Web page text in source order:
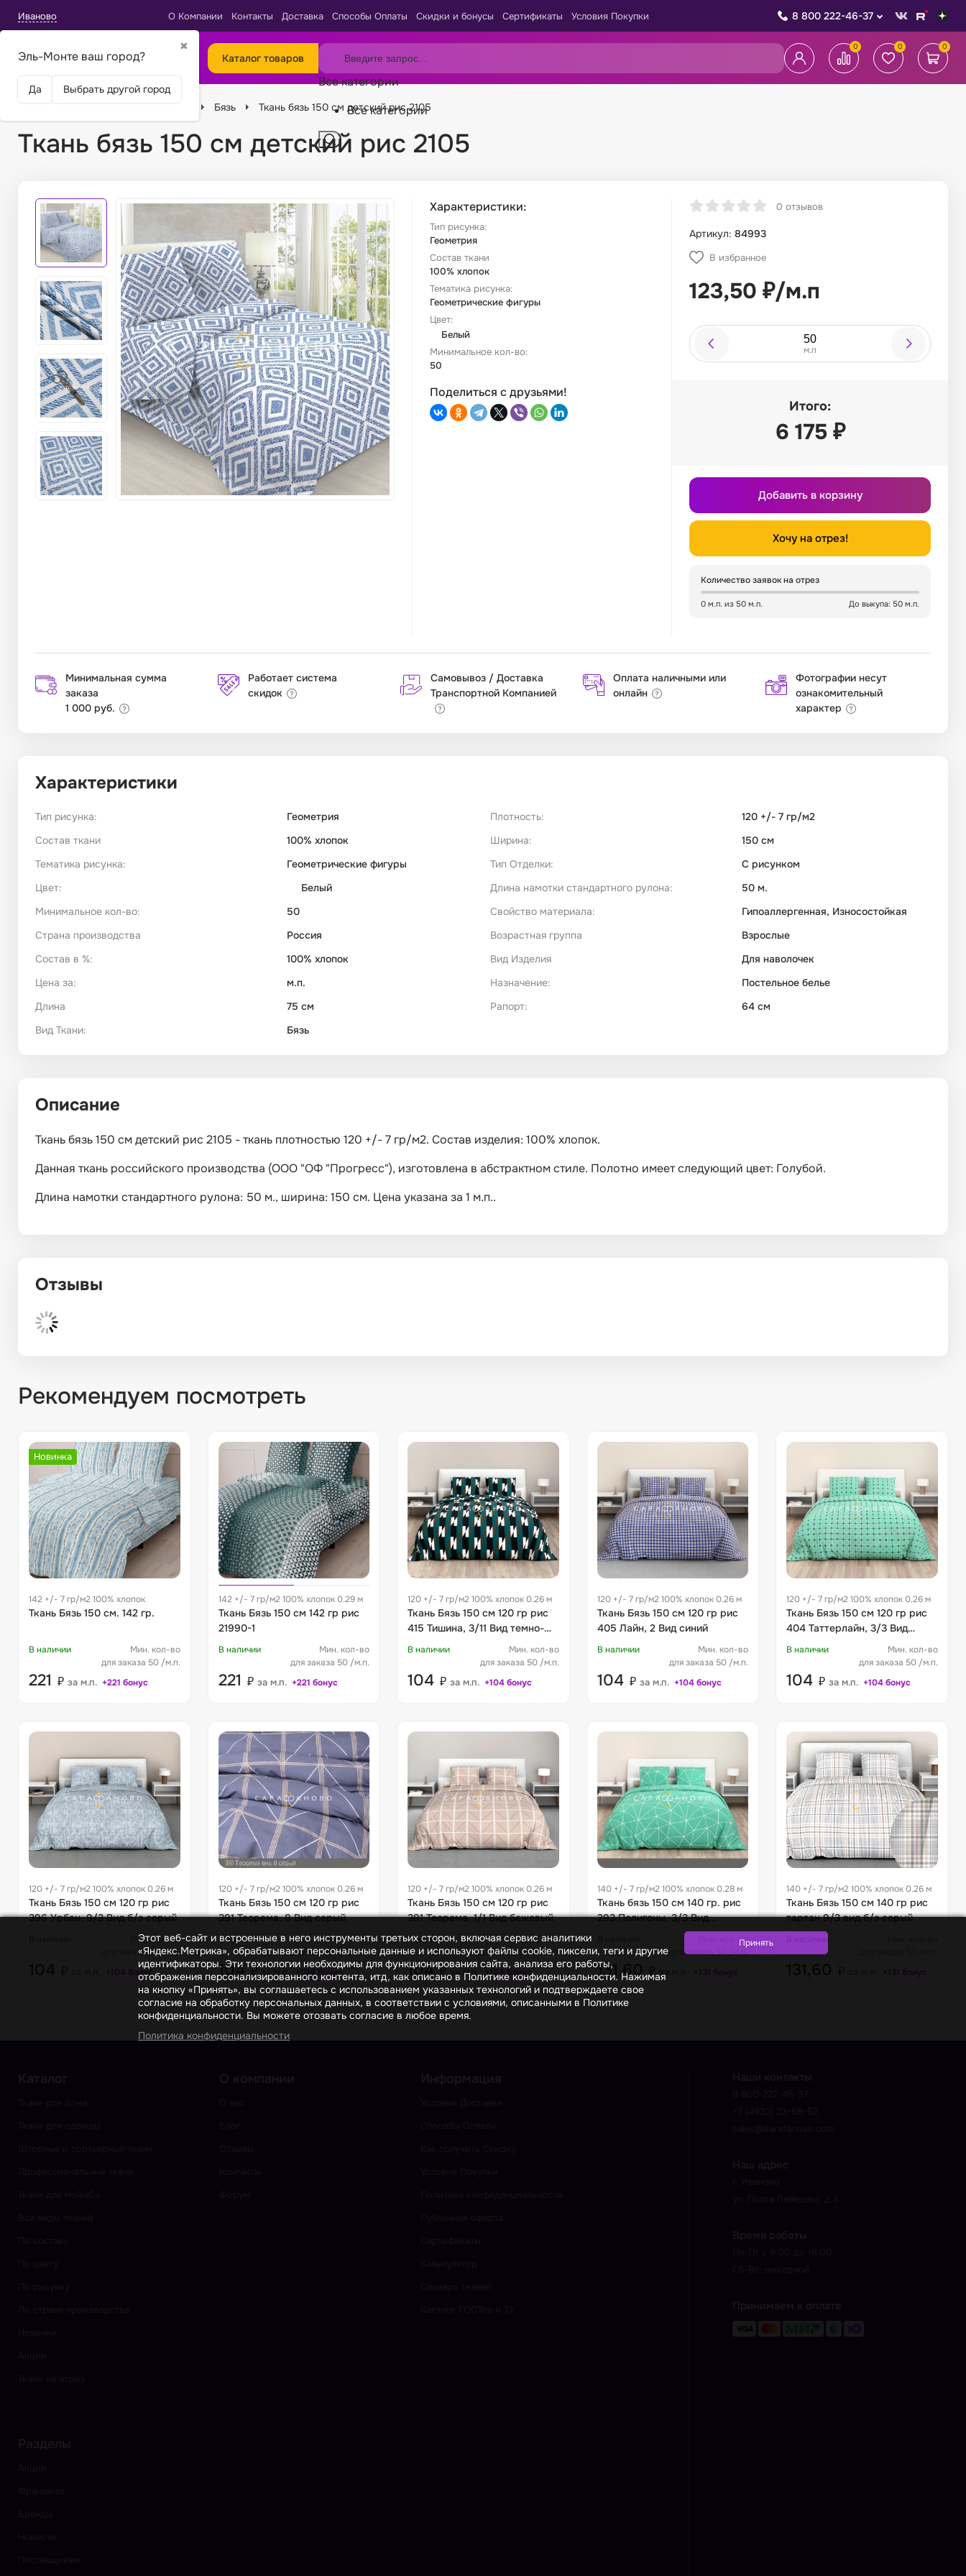
Иваново
✖
Эль-Монте ваш город?
Да Выбрать другой город
О Компании Контакты Доставка Способы Оплаты Скидки и бонусы Сертификаты Условия Покупки 8 800 222-46-37
Каталог товаров
Все категории
Все категории
0 0 0
Бязь Ткань бязь 150 см детский рис 2105
Ткань бязь 150 см детский рис 2105
Характеристики:
Тип рисунка:
Геометрия
Состав ткани
100% хлопок
Тематика рисунка:
Геометрические фигуры
Цвет:
Белый
Минимальное кол-во:
50
Поделиться с друзьями!
0 отзывов
Артикул: 84993
В избранное
123,50 ₽/м.п
м.п
Итого:
6 175 ₽
Добавить в корзину
Хочу на отрез!
Количество заявок на отрез
0 м.п. из 50 м.п. До выкупа: 50 м.п.
Минимальная сумма
заказа
1 000 руб.
Работает система
скидок
Самовывоз / Доставка
Транспортной Компанией
Оплата наличными или
онлайн
Фотографии несут
ознакомительный
характер
Характеристики
Тип рисунка:
Геометрия
Состав ткани
100% хлопок
Тематика рисунка:
Геометрические фигуры
Цвет:
Белый
Минимальное кол-во:
50
Страна производства
Россия
Состав в %:
100% хлопок
Цена за:
м.п.
Длина
75 см
Вид Ткани:
Бязь
Плотность:
120 +/- 7 гр/м2
Ширина:
150 см
Тип Отделки:
С рисунком
Длина намотки стандартного рулона:
50 м.
Свойство материала:
Гипоаллергенная, Износостойкая
Возрастная группа
Взрослые
Вид Изделия
Для наволочек
Назначение:
Постельное белье
Рапорт:
64 см
Описание
Ткань бязь 150 см детский рис 2105 - ткань плотностью 120 +/- 7 гр/м2. Состав изделия: 100% хлопок.
Данная ткань российского производства (ООО "ОФ "Прогресс"), изготовлена в абстрактном стиле. Полотно имеет следующий цвет: Голубой.
Длина намотки стандартного рулона: 50 м., ширина: 150 см. Цена указана за 1 м.п..
Отзывы
Рекомендуем посмотреть
Новинка
142 +/- 7 гр/м2 100% хлопок
Ткань Бязь 150 см. 142 гр.
В наличии
Мин. кол-во
для заказа 50 /м.п.
221 ₽ за м.п. +221 бонус
142 +/- 7 гр/м2 100% хлопок 0.29 м
Ткань Бязь 150 см 142 гр рис
21990-1
В наличии
Мин. кол-во
для заказа 50 /м.п.
221 ₽ за м.п. +221 бонус
120 +/- 7 гр/м2 100% хлопок 0.26 м
Ткань Бязь 150 см 120 гр рис
415 Тишина, 3/11 Вид темно-
зеленый
В наличии
Мин. кол-во
для заказа 50 /м.п.
104 ₽ за м.п. +104 бонус
120 +/- 7 гр/м2 100% хлопок 0.26 м
Ткань Бязь 150 см 120 гр рис
405 Лайн, 2 Вид синий
В наличии
Мин. кол-во
для заказа 50 /м.п.
104 ₽ за м.п. +104 бонус
120 +/- 7 гр/м2 100% хлопок 0.26 м
Ткань Бязь 150 см 120 гр рис
404 Таттерлайн, 3/3 Вид
фисташковый
В наличии
Мин. кол-во
для заказа 50 /м.п.
104 ₽ за м.п. +104 бонус
120 +/- 7 гр/м2 100% хлопок 0.26 м
Ткань Бязь 150 см 120 гр рис
396 Урбан, 9/3 Вид б/з серый
В наличии
Мин. кол-во
для заказа 50 /м.п.
+104 бонус
120 +/- 7 гр/м2 100% хлопок 0.26 м
Ткань Бязь 150 см 120 гр рис
391 Теорема, 8 Вид серый
В наличии
Мин. кол-во
для заказа 50 /м.п.
104₽ за м.п. +104 бонус
120 +/- 7 гр/м2 100% хлопок 0.26 м
Ткань Бязь 150 см 120 гр рис
391 Теорема, 1/1 Вид бежевый
В наличии
Мин. кол-во
для заказа 50 /м.п.
104₽ за м.п. +104 бонус
140 +/- 7 гр/м2 100% хлопок 0.28 м
Ткань бязь 150 см 140 гр. рис
293 Полигоны, 3/3 Вид
В наличии
Мин. кол-во
для заказа 50 /м.п.
131,60₽ за м.п.
140 +/- 7 гр/м2 100% хлопок 0.26 м
Ткань Бязь 150 см 140 гр рис
тартан 9/3 вид б/з серый
В наличии
Каталог О компании Информация
Разделы
Наши контакты
Наш адрес
Время работы
Принимаем к оплате
Этот веб-сайт и встроенные в него инструменты третьих сторон, включая сервис аналитики
«Яндекс.Метрика», обрабатывают персональные данные и используют файлы cookie, пиксели, теги и другие
идентификаторы. Эти технологии необходимы для функционирования сайта, анализа его работы,
отображения персонализированного контента, итд, как описано в Политике конфиденциальности. Нажимая
на кнопку «Принять», вы соглашаетесь с использованием указанных технологий и подтверждаете свое
согласие на обработку персональных данных, в соответствии с условиями, описанными в Политике
конфиденциальности. Вы можете отозвать согласие в любое время.
Политика конфиденциальности